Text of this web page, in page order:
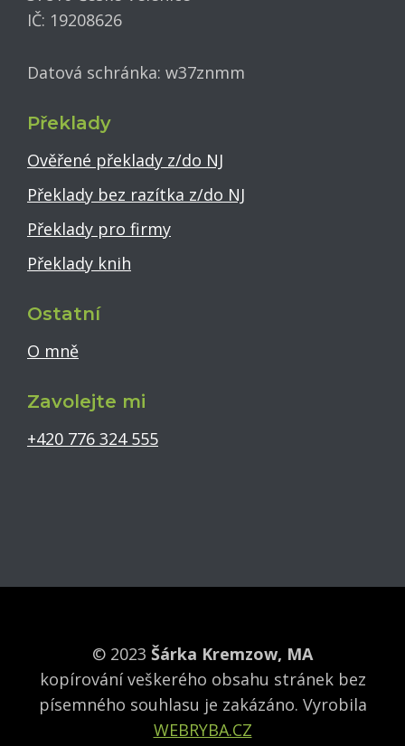
IČ: 19208626
Datová schránka: w37znmm
Překlady
Ověřené překlady z/do NJ
Překlady bez razítka z/do NJ
Překlady pro firmy
Překlady knih
Ostatní
O mně
Zavolejte mi
+420 776 324 555
© 2023 Šárka Kremzow, MA
kopírování veškerého obsahu stránek bez
písemného souhlasu je zakázáno. Vyrobila
WEBRYBA.CZ